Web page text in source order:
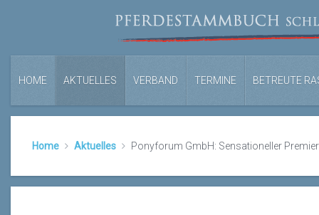
HOME AKTUELLES VERBAND TERMINE BETREUTE
Home Aktuelles Ponyforum GmbH: Sensationeller